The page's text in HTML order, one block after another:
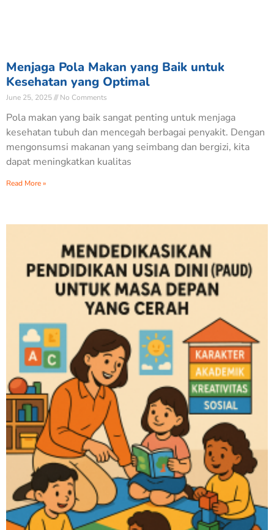
Menjaga Pola Makan yang Baik untuk
Kesehatan yang Optimal
June 25, 2025 No Comments
Pola makan yang baik sangat penting untuk menjaga
kesehatan tubuh dan mencegah berbagai penyakit. Dengan
mengonsumsi makanan yang seimbang dan bergizi, kita
dapat meningkatkan kualitas
Read More »